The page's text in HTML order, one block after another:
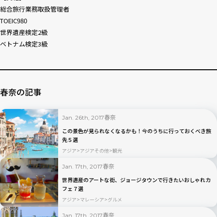
総合旅行業務取扱管理者
TOEIC980
世界遺産検定2級
ベトナム検定3級
春奈の記事
Jan. 26th, 2017春奈
この景色が見られなくなるかも！今のうちに行っておくべき旅
先５選
アジア アジアその他 観光
Jan. 17th, 2017春奈
世界遺産のアートな街、ジョージタウンで行きたいおしゃれカ
フェ７選
アジア マレーシア グルメ
Jan. 17th, 2017春奈